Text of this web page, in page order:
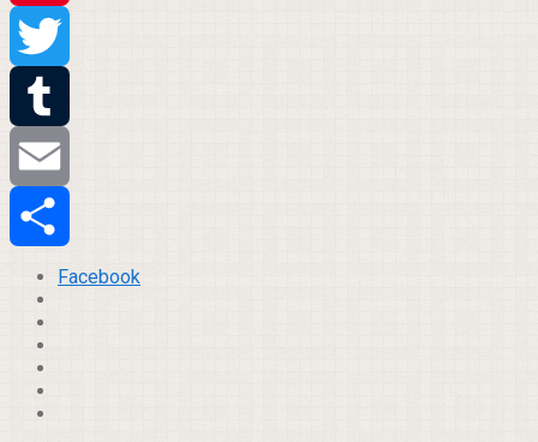
Pinterest
Twitter
Tumblr
Email
Compartilhar
Facebook